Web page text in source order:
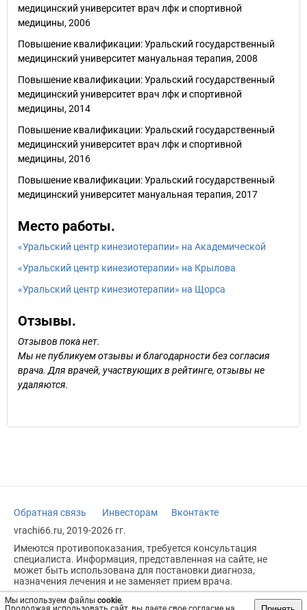
Мы используем файлы cookie.
медицинский университет врач лфк и спортивной
медицины, 2006
Повышение квалификации: Уральский государственный
медицинский университет мануальная терапия, 2008
Повышение квалификации: Уральский государственный
медицинский университет врач лфк и спортивной
медицины, 2014
Повышение квалификации: Уральский государственный
медицинский университет врач лфк и спортивной
медицины, 2016
Повышение квалификации: Уральский государственный
медицинский университет мануальная терапия, 2017
Место работы.
«Уральский центр кинезиотерапии» на Академической
«Уральский центр кинезиотерапии» на Крылова
«Уральский центр кинезиотерапии» на Щорса
Отзывы.
Отзывов пока нет.
Мы не публикуем отзывы и благодарности без согласия
врача. Для врачей, участвующих в рейтинге, отзывы не
удаляются.
Обратная связь Инвесторам
Вконтакте
vrachi66.ru, 2019-2026 гг.
Имеются противопоказания, требуется консультация
специалиста. Информация, представленная на сайте, не
может быть использована для постановки диагноза,
назначения лечения и не заменяет прием врача.
Возрастное ограничение: 18+